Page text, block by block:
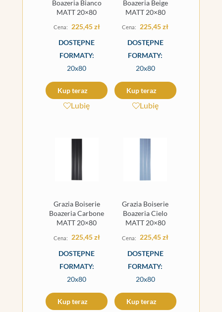
Boazeria Bianco
MATT 20×80
225,45zł
DOSTĘPNE
FORMATY:
20x80
Kup teraz
Lubię
Boazeria Beige
MATT 20×80
225,45zł
DOSTĘPNE
FORMATY:
20x80
Kup teraz
Lubię
Grazia Boiserie
Boazeria Carbone
MATT 20×80
225,45zł
DOSTĘPNE
FORMATY:
20x80
Kup teraz
Grazia Boiserie
Boazeria Cielo
MATT 20×80
225,45zł
DOSTĘPNE
FORMATY:
20x80
Kup teraz